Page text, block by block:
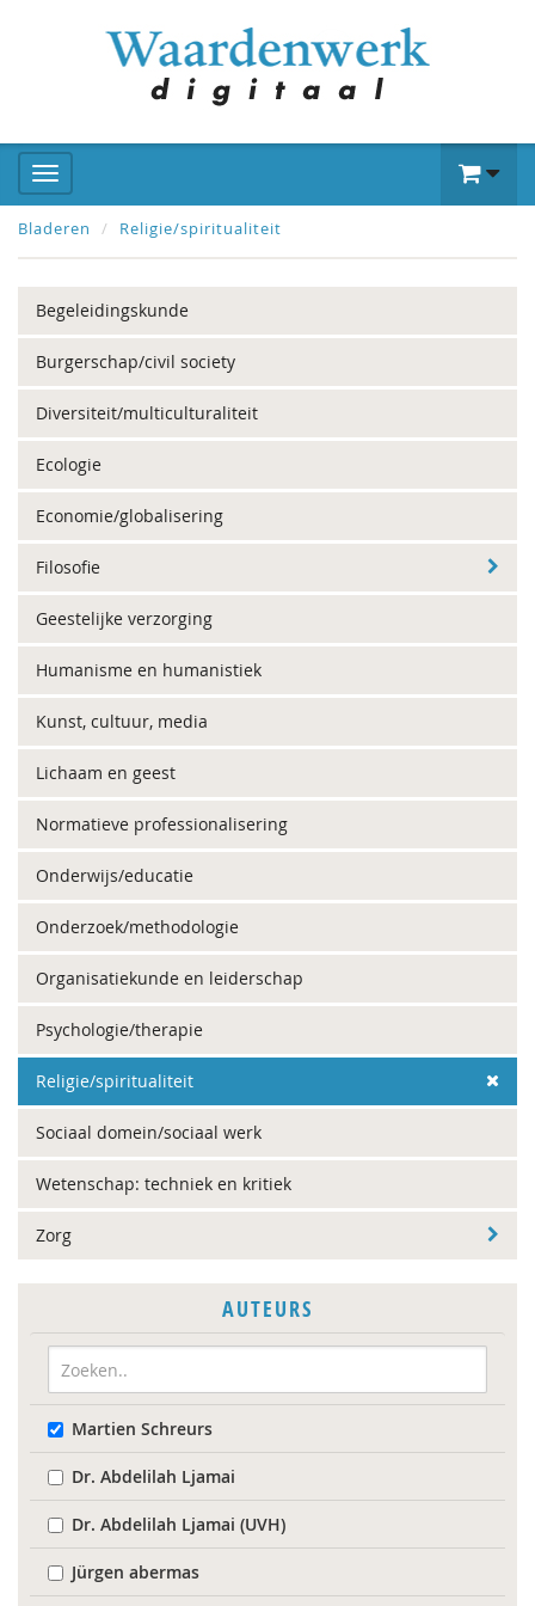
Bladeren Religie/spiritualiteit
Begeleidingskunde
Burgerschap/civil society
Diversiteit/multiculturaliteit
Ecologie
Economie/globalisering
Filosofie
Geestelijke verzorging
Humanisme en humanistiek
Kunst, cultuur, media
Lichaam en geest
Normatieve professionalisering
Onderwijs/educatie
Onderzoek/methodologie
Organisatiekunde en leiderschap
Psychologie/therapie
Religie/spiritualiteit
Sociaal domein/sociaal werk
Wetenschap: techniek en kritiek
Zorg
AUTEURS
Martien Schreurs
Dr. Abdelilah Ljamai
Dr. Abdelilah Ljamai (UVH)
Jürgen abermas